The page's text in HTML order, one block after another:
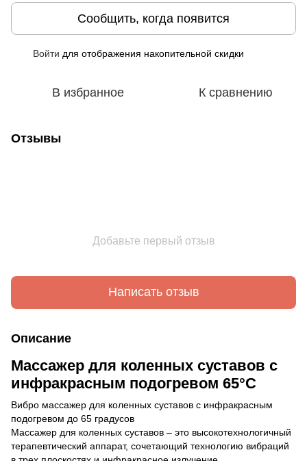
Сообщить, когда появится
Войти для отображения накопительной скидки
В избранное К сравнению
Отзывы
Добавьте первый отзыв
Написать отзыв
Описание
Массажер для коленных суставов с
инфракрасным подогревом 65°C
Вибро массажер для коленных суставов с инфракрасным
подогревом до 65 градусов
Массажер для коленных суставов – это высокотехнологичный
терапевтический аппарат, сочетающий технологию вибраций